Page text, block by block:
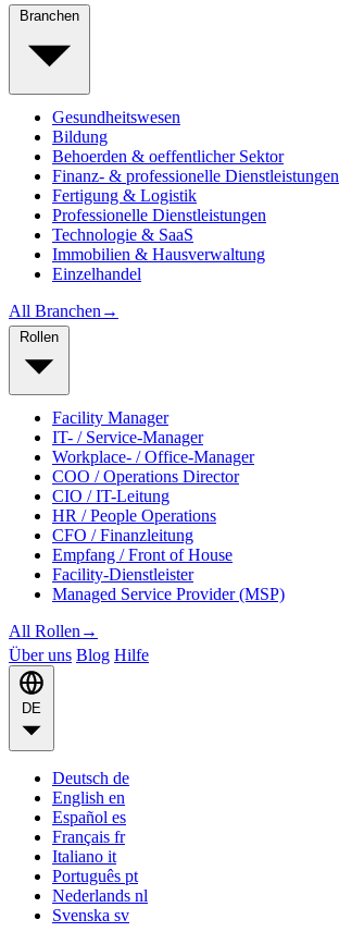
Gesundheitswesen
Bildung
Behoerden & oeffentlicher Sektor
Finanz- & professionelle Dienstleistungen
Fertigung & Logistik
Professionelle Dienstleistungen
Technologie & SaaS
Immobilien & Hausverwaltung
Einzelhandel
All Branchen →
Facility Manager
IT- / Service-Manager
Workplace- / Office-Manager
COO / Operations Director
CIO / IT-Leitung
HR / People Operations
CFO / Finanzleitung
Empfang / Front of House
Facility-Dienstleister
Managed Service Provider (MSP)
All Rollen →
Über uns Blog Hilfe
Deutsch de
English en
Español es
Français fr
Italiano it
Português pt
Nederlands nl
Svenska sv